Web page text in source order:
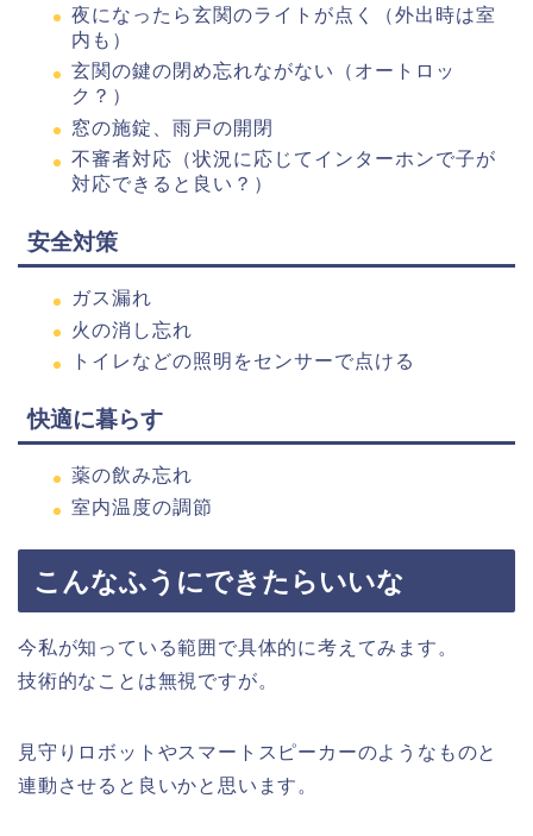
夜になったら玄関のライトが点く（外出時は室
内も）
玄関の鍵の閉め忘れながない（オートロッ
ク？）
窓の施錠、雨戸の開閉
不審者対応（状況に応じてインターホンで子が
対応できると良い？）
安全対策
ガス漏れ
火の消し忘れ
トイレなどの照明をセンサーで点ける
快適に暮らす
薬の飲み忘れ
室内温度の調節
こんなふうにできたらいいな
今私が知っている範囲で具体的に考えてみます。
技術的なことは無視ですが。
見守りロボットやスマートスピーカーのようなものと
連動させると良いかと思います。